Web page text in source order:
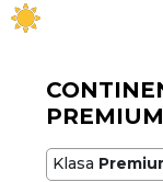
Klasa